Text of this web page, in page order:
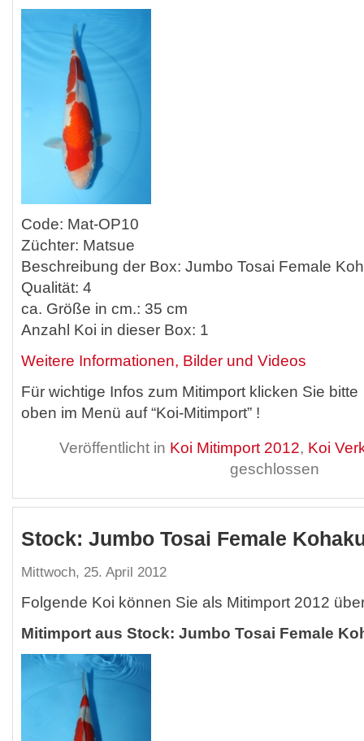
Code: Mat-OP10
Züchter: Matsue
Beschreibung der Box: Jumbo Tosai Female
Qualität: 4
ca. Größe in cm.: 35 cm
Anzahl Koi in dieser Box: 1
Weitere Informationen, Bilder und Videos
Für wichtige Infos zum Mitimport klicken Sie bitte
oben im Menü auf “Koi-Mitimport” !
Veröffentlicht in Koi Mitimport 2012, Koi
geschlossen
Stock: Jumbo Tosai Female
Mittwoch, 25. April 2012
Folgende Koi können Sie als Mitimport 2012
Mitimport aus Stock: Jumbo Tosai Female